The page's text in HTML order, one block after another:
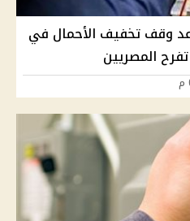
وقف تخفيف الأحمال في
المصريين